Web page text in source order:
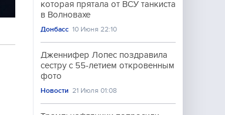
которая прятала от ВСУ танкиста
в Волновахе
Донбасс 10 Июня 22:10
Дженнифер Лопес поздравила
сестру с 55-летием откровенным
фото
Новости 21 Июля 01:08